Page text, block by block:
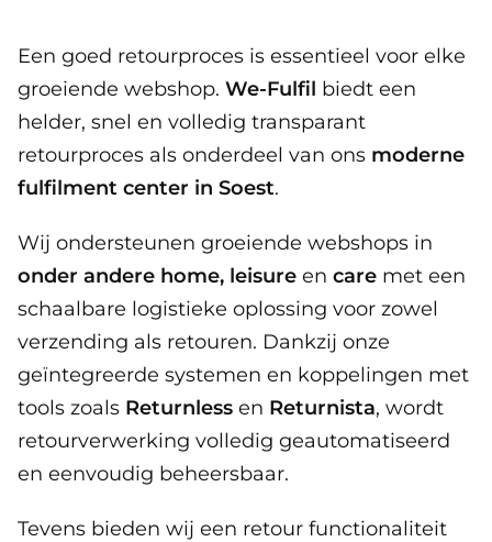
Een goed retourproces is essentieel voor elke
groeiende webshop. We-Fulfil biedt een
helder, snel en volledig transparant
retourproces als onderdeel van ons moderne
fulfilment center in Soest.
Wij ondersteunen groeiende webshops in
onder andere home, leisure en care met een
schaalbare logistieke oplossing voor zowel
verzending als retouren. Dankzij onze
geïntegreerde systemen en koppelingen met
tools zoals Returnless en Returnista, wordt
retourverwerking volledig geautomatiseerd
en eenvoudig beheersbaar.
Tevens bieden wij een retour functionaliteit